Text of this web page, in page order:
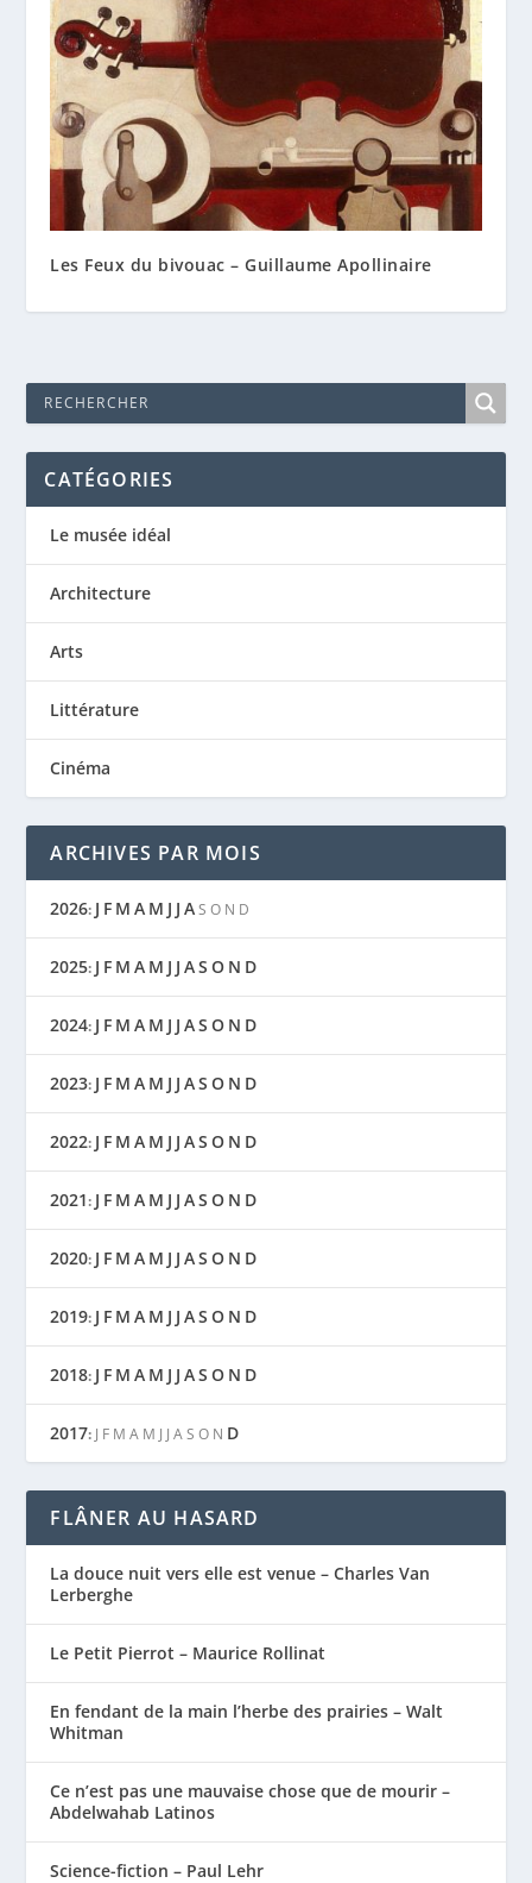
Les Feux du bivouac – Guillaume Apollinaire
CATÉGORIES
Le musée idéal
Architecture
Arts
Littérature
Cinéma
ARCHIVES PAR MOIS
2026: J F M A M J J A S O N D
2025: J F M A M J J AS O N D
2024: J F M A M J J AS O N D
2023: J F M A M J J AS O N D
2022: J F M A M J J AS O N D
2021: J F M A M J J AS O N D
2020: J F M A M J J AS O N D
2019: J F M A M J J AS O N D
2018: J F M A M J J AS O N D
2017: J F M A M J J A S O N D
FLÂNER AU HASARD
La douce nuit vers elle est venue – Charles Van
Lerberghe
Le Petit Pierrot – Maurice Rollinat
En fendant de la main l’herbe des prairies – Walt
Whitman
Ce n’est pas une mauvaise chose que de mourir –
Abdelwahab Latinos
Science-fiction – Paul Lehr